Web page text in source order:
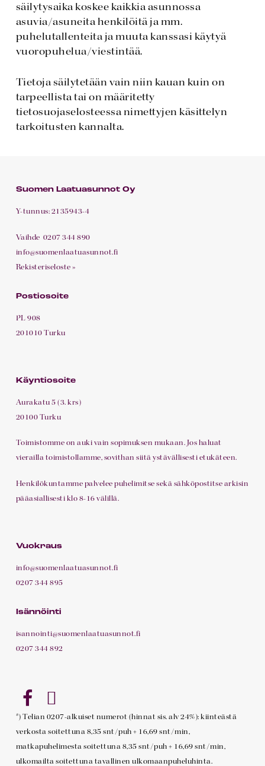
säilytysaika koskee kaikkia asunnossa
asuvia/asuneita henkilöitä ja mm.
puhelutallenteita ja muuta kanssasi käytyä
vuoropuhelua/viestintää.
Tietoja säilytetään vain niin kauan kuin on
tarpeellista tai on määritetty
tietosuojaselosteessa nimettyjen käsittelyn
tarkoitusten kannalta.
Suomen Laatuasunnot Oy
Y-tunnus: 2135943-4
Vaihde 0207 344 890
info@suomenlaatuasunnot.fi
Rekisteriseloste »
Postiosoite
PL 908
201010 Turku
Käyntiosoite
Aurakatu 5 (3. krs)
20100 Turku
Toimistomme on auki vain sopimuksen mukaan. Jos haluat
vierailla toimistollamme, sovithan siitä ystävällisesti etukäteen.
Henkilökuntamme palvelee puhelimitse sekä sähköpostitse arkisin
pääasiallisesti klo 8-16 välillä.
Vuokraus
info@suomenlaatuasunnot.fi
0207 344 895
Isännöinti
isannointi@suomenlaatuasunnot.fi
0207 344 892
*) Telian 0207-alkuiset numerot (hinnat sis. alv 24%): kiinteästä
verkosta soitettuna 8,35 snt/puh + 16,69 snt/min,
matkapuhelimesta soitettuna 8,35 snt/puh + 16,69 snt/min,
ulkomailta soitettuna tavallinen ulkomaanpuheluhinta.